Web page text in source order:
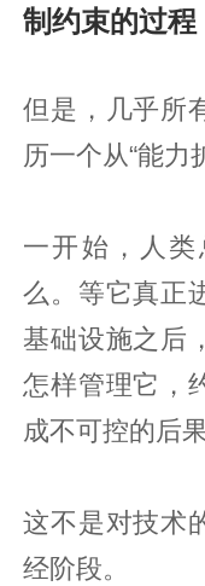
制约束的过程
但是，几乎所
历一个从“能力
一开始，人
么。等它真正
基础设施之后
怎样管理它，
成不可控的后果
这不是对技术
经阶段。